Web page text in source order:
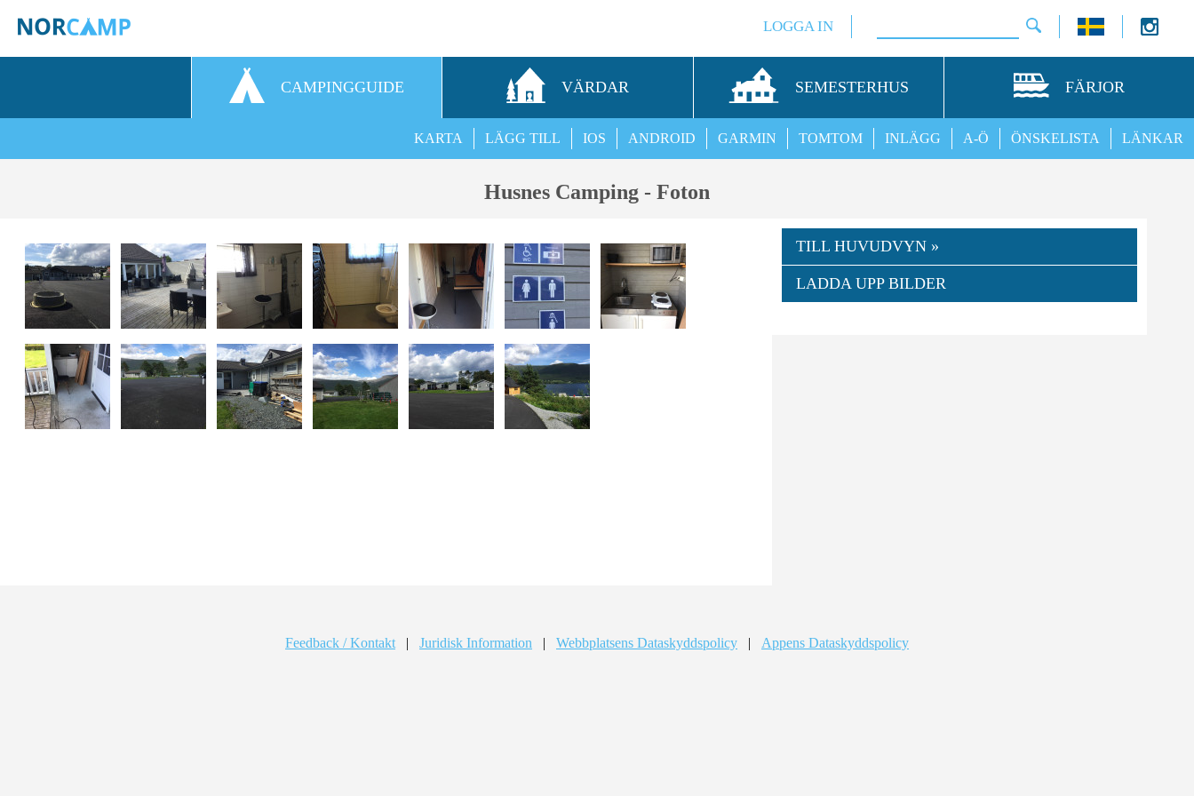
LOGGA IN
CAMPINGGUIDE VÄRDAR SEMESTERHUS FÄRJOR
LÄNKAR
ÖNSKELISTA
A-Ö
INLÄGG
TOMTOM
GARMIN
ANDROID
IOS
LÄGG TILL
KARTA
Husnes Camping - Foton
TILL HUVUDVYN »
LADDA UPP BILDER
Feedback / Kontakt | Juridisk Information | Webbplatsens Dataskyddspolicy | Appens Dataskyddspolicy